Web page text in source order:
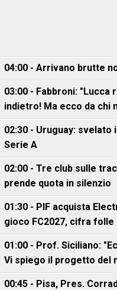
04:00 - Arrivano brutte
03:00 - Fabbroni: "Lucca
indietro! Ma ecco da chi
02:30 - Uruguay: svelato
Serie A
02:00 - Tre club sulle
prende quota in silenzio
01:30 - PIF acquista
gioco FC2027, cifra folle
01:00 - Prof. Siciliano:
Vi spiego il progetto del
00:45 - Pisa, Pres.